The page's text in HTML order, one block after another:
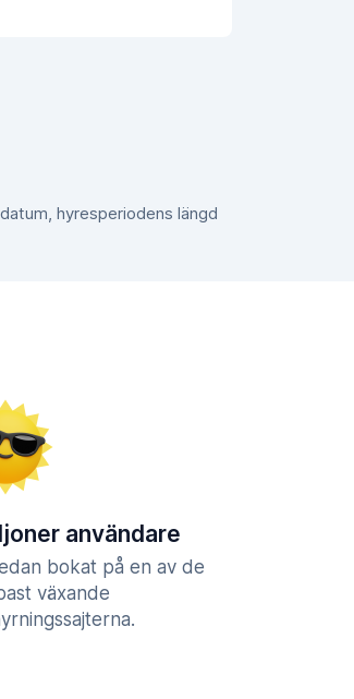
hyresperiodens längd
användare
bokat på en av de
växande